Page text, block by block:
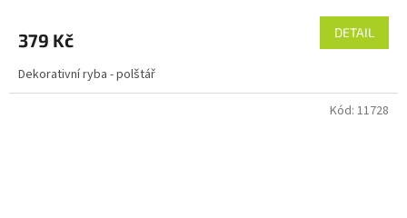
379 Kč DETAIL
Dekorativní ryba - polštář
Kód: 11728